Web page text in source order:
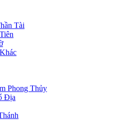
Tài
Phong Thủy
Địa